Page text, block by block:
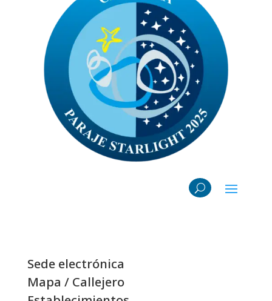
Sede electrónica
Mapa / Callejero